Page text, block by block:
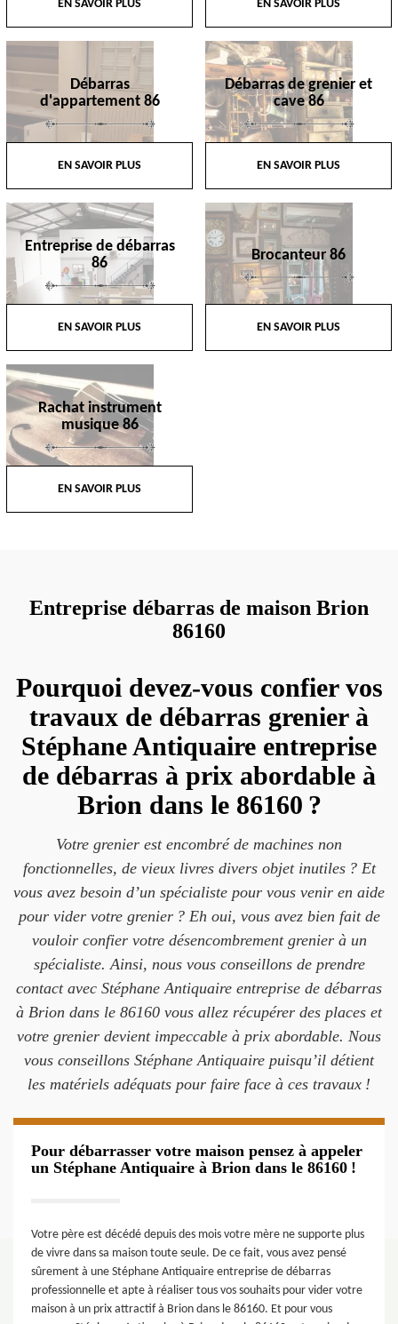
EN SAVOIR PLUS EN SAVOIR PLUS
Débarras
d'appartement 86
EN SAVOIR PLUS
Débarras de grenier et
cave 86
EN SAVOIR PLUS
Entreprise de débarras
86
EN SAVOIR PLUS
Brocanteur 86
EN SAVOIR PLUS
Rachat instrument
musique 86
EN SAVOIR PLUS
Entreprise débarras de maison Brion
86160
Pourquoi devez-vous confier vos
travaux de débarras grenier à
Stéphane Antiquaire entreprise
de débarras à prix abordable à
Brion dans le 86160 ?
Votre grenier est encombré de machines non
fonctionnelles, de vieux livres divers objet inutiles ? Et
vous avez besoin d’un spécialiste pour vous venir en aide
pour vider votre grenier ? Eh oui, vous avez bien fait de
vouloir confier votre désencombrement grenier à un
spécialiste. Ainsi, nous vous conseillons de prendre
contact avec Stéphane Antiquaire entreprise de débarras
à Brion dans le 86160 vous allez récupérer des places et
votre grenier devient impeccable à prix abordable. Nous
vous conseillons Stéphane Antiquaire puisqu’il détient
les matériels adéquats pour faire face à ces travaux !
Pour débarrasser votre maison pensez à appeler
un Stéphane Antiquaire à Brion dans le 86160 !
Votre père est décédé depuis des mois votre mère ne supporte plus
de vivre dans sa maison toute seule. De ce fait, vous avez pensé
sûrement à une Stéphane Antiquaire entreprise de débarras
professionnelle et apte à réaliser tous vos souhaits pour vider votre
maison à un prix attractif à Brion dans le 86160. Et pour vous